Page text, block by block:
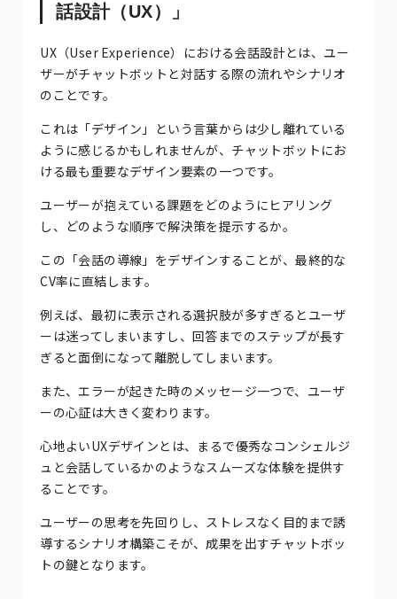
話設計（UX）」
UX（User Experience）における会話設計とは、ユー
ザーがチャットボットと対話する際の流れやシナリオ
のことです。
これは「デザイン」という言葉からは少し離れている
ように感じるかもしれませんが、チャットボットにお
ける最も重要なデザイン要素の一つです。
ユーザーが抱えている課題をどのようにヒアリング
し、どのような順序で解決策を提示するか。
この「会話の導線」をデザインすることが、最終的な
CV率に直結します。
例えば、最初に表示される選択肢が多すぎるとユーザ
ーは迷ってしまいますし、回答までのステップが長す
ぎると面倒になって離脱してしまいます。
また、エラーが起きた時のメッセージ一つで、ユーザ
ーの心証は大きく変わります。
心地よいUXデザインとは、まるで優秀なコンシェルジ
ュと会話しているかのようなスムーズな体験を提供す
ることです。
ユーザーの思考を先回りし、ストレスなく目的まで誘
導するシナリオ構築こそが、成果を出すチャットボッ
トの鍵となります。